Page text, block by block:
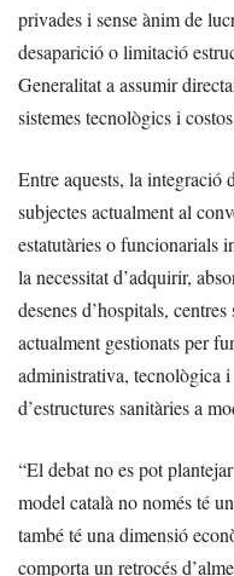
privades i sense ànim de
desaparició o limitació
Generalitat a assumir
sistemes tecnològics i
Entre aquests, la integració
subjectes actualment al
estatutàries o funcionarials
la necessitat d’adquirir,
desenes d’hospitals,
actualment gestionats per
administrativa, tecnològica
d’estructures sanitàries a
“El debat no es pot
model català no només té
també té una dimensió
comporta un retrocés